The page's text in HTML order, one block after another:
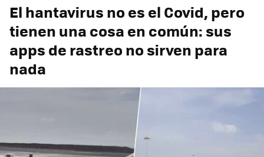
El hantavirus no es el Covid, pero
tienen una cosa en común: sus
apps de rastreo no sirven para
nada